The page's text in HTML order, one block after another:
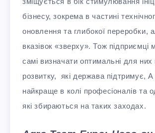
бізнесу, зокрема в частині
оновлення та глибокої переробки,
вказівок «зверху». Тож підприємці
самі визначати оптимальні для
розвитку, які держава підтримує,
найкраще в колі професіоналів та
які збираються на таких заходах.